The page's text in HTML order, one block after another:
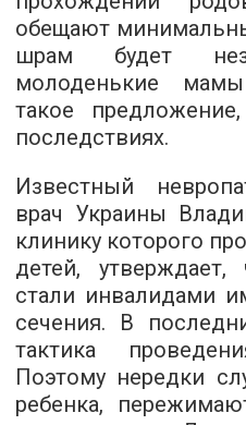
обещают
шрам будет
молоденькие
такое
последствиях.
Известный
врач Украины
клинику которого
детей,
стали инвалидами
сечения. В
тактика
Поэтому нередки
ребенка,